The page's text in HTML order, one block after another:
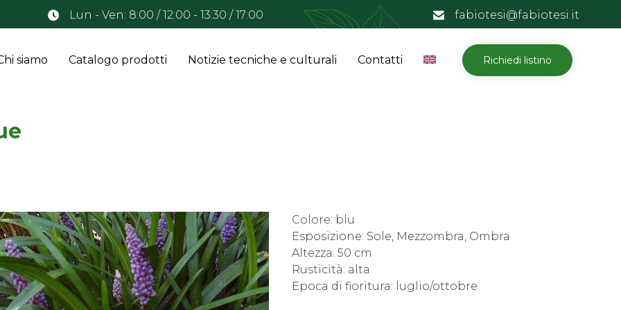
Lun - Ven: 8:00 / 12:00 - 13:30 / 17:00 fabiotesi@fabiotesi.it
Skip
to
siamo Catalogo prodotti Notizie tecniche e culturali Contatti Richiedi listino
Colore: blu
Esposizione: Sole, Mezzombra, Ombra
Altezza: 50 cm
Rusticità: alta
Epoca di fioritura: luglio/ottobre